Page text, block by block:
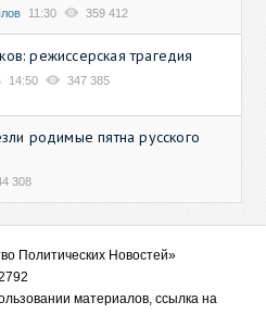
11:30 359 412
режиссерская трагедия
14:50 347 385
родимые пятна русского
308
Политических Новостей»
материалов, ссылка на